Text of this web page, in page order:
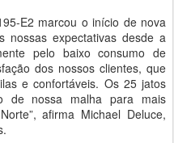
E2 marcou o início de nova
nossas expectativas desde a
pelo baixo consumo de
dos nossos clientes, que
e confortáveis. Os 25 jatos
de nossa malha para mais
afirma Michael Deluce,